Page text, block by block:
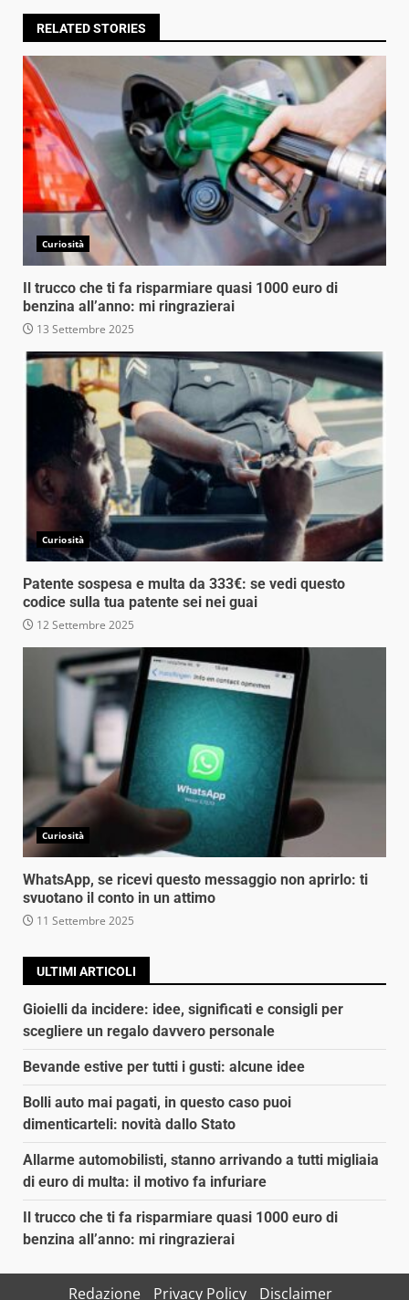
RELATED STORIES
Curiosità
Il trucco che ti fa risparmiare quasi 1000 euro di
benzina all’anno: mi ringrazierai
13 Settembre 2025
Curiosità
Patente sospesa e multa da 333€: se vedi questo
codice sulla tua patente sei nei guai
12 Settembre 2025
Curiosità
WhatsApp, se ricevi questo messaggio non aprirlo: ti
svuotano il conto in un attimo
11 Settembre 2025
ULTIMI ARTICOLI
Gioielli da incidere: idee, significati e consigli per
scegliere un regalo davvero personale
Bevande estive per tutti i gusti: alcune idee
Bolli auto mai pagati, in questo caso puoi
dimenticarteli: novità dallo Stato
Allarme automobilisti, stanno arrivando a tutti migliaia
di euro di multa: il motivo fa infuriare
Il trucco che ti fa risparmiare quasi 1000 euro di
benzina all’anno: mi ringrazierai
Redazione Privacy Policy Disclaimer